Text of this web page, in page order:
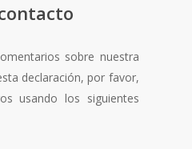
sobre nuestra
declaración, por favor,
usando los siguientes